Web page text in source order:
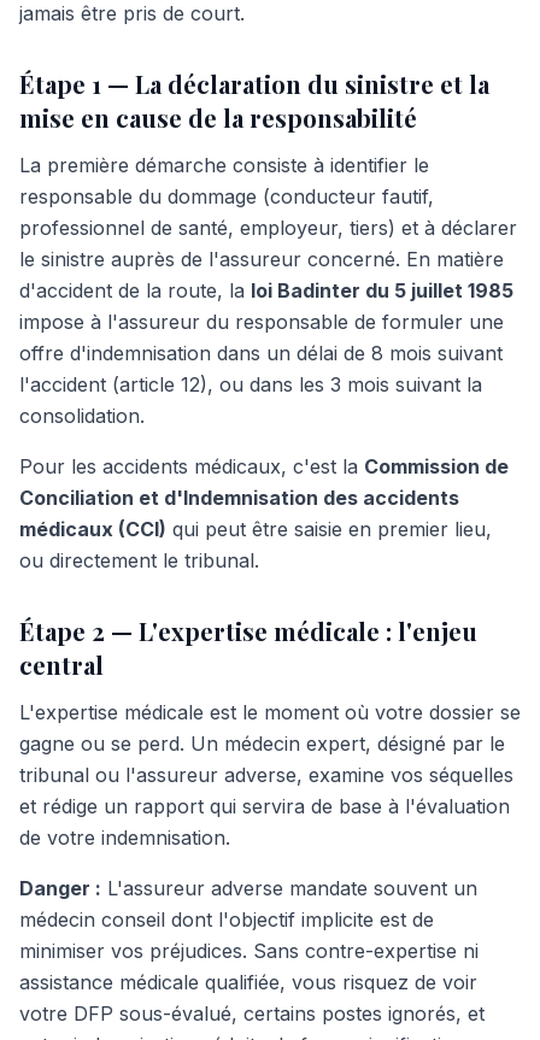
jamais être pris de court.
Étape 1 — La déclaration du sinistre et la
mise en cause de la responsabilité
La première démarche consiste à identifier le
responsable du dommage (conducteur fautif,
professionnel de santé, employeur, tiers) et à déclarer
le sinistre auprès de l'assureur concerné. En matière
d'accident de la route, la loi Badinter du 5 juillet 1985
impose à l'assureur du responsable de formuler une
offre d'indemnisation dans un délai de 8 mois suivant
l'accident (article 12), ou dans les 3 mois suivant la
consolidation.
Pour les accidents médicaux, c'est la Commission de
Conciliation et d'Indemnisation des accidents
médicaux (CCI) qui peut être saisie en premier lieu,
ou directement le tribunal.
Étape 2 — L'expertise médicale : l'enjeu
central
L'expertise médicale est le moment où votre dossier se
gagne ou se perd. Un médecin expert, désigné par le
tribunal ou l'assureur adverse, examine vos séquelles
et rédige un rapport qui servira de base à l'évaluation
de votre indemnisation.
Danger : L'assureur adverse mandate souvent un
médecin conseil dont l'objectif implicite est de
minimiser vos préjudices. Sans contre-expertise ni
assistance médicale qualifiée, vous risquez de voir
votre DFP sous-évalué, certains postes ignorés, et